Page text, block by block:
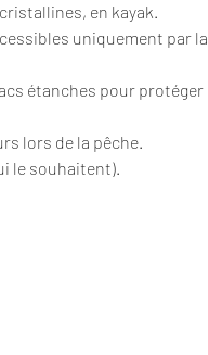
en kayak.
uniquement par la
étanches pour protéger
lors de la pêche.
le souhaitent).